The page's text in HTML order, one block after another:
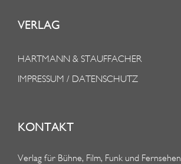
VERLAG
HARTMANN & STAUFFACHER
IMPRESSUM / DATENSCHUTZ
KONTAKT
Verlag für Bühne, Film, Funk und Fernsehen